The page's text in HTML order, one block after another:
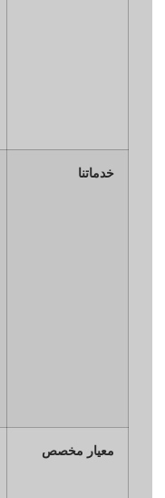
خدماتنا
معيار مخصص